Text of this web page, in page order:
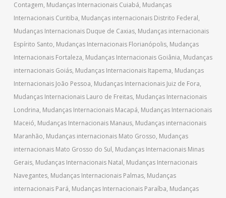
Contagem, Mudanças Internacionais Cuiabá, Mudanças
Internacionais Curitiba, Mudanças internacionais Distrito Federal,
Mudanças Internacionais Duque de Caxias, Mudanças internacionais
Espírito Santo, Mudanças Internacionais Florianópolis, Mudanças
Internacionais Fortaleza, Mudanças Internacionais Goiânia, Mudanças
internacionais Goiás, Mudanças Internacionais Itapema, Mudanças
Internacionais João Pessoa, Mudanças Internacionais Juiz de Fora,
Mudanças Internacionais Lauro de Freitas, Mudanças Internacionais
Londrina, Mudanças Internacionais Macapá, Mudanças Internacionais
Maceió, Mudanças Internacionais Manaus, Mudanças internacionais
Maranhão, Mudanças internacionais Mato Grosso, Mudanças
internacionais Mato Grosso do Sul, Mudanças Internacionais Minas
Gerais, Mudanças Internacionais Natal, Mudanças Internacionais
Navegantes, Mudanças Internacionais Palmas, Mudanças
internacionais Pará, Mudanças Internacionais Paraíba, Mudanças